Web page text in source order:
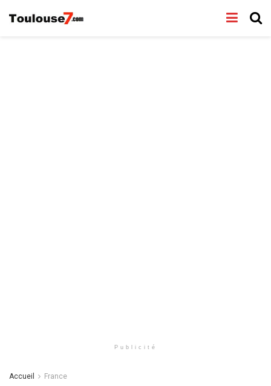
Publicité
Accueil France